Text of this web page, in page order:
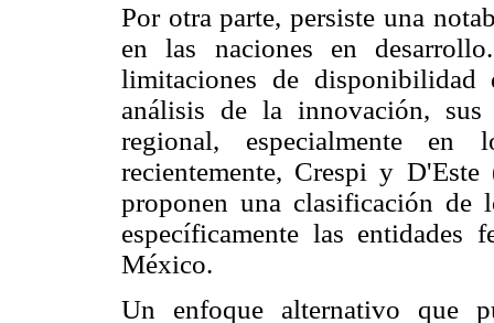
Por otra parte, persiste una
en las naciones en
limitaciones de disponibilidad
análisis de la innovación,
regional, especialmente
recientemente, Crespi y
proponen una clasificación de
específicamente las
México.
Un enfoque alternativo que